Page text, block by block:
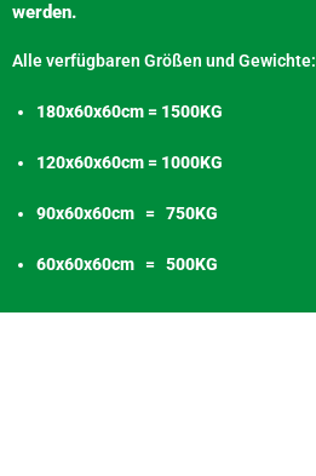
werden.
Alle verfügbaren Größen und Gewichte:
180x60x60cm = 1500KG
120x60x60cm = 1000KG
90x60x60cm = 750KG
60x60x60cm = 500KG